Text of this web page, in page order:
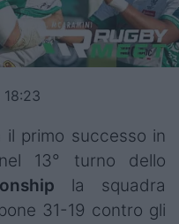
il primo successo in
13° turno dello
la squadra
31-19 contro gli